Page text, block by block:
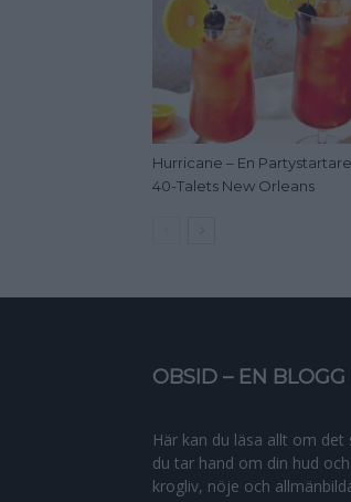
Hurricane – En
40-Talets New Orleans
OBSID – EN BLOGG
Här kan du läsa allt om
du tar hand om din hud
krogliv, nöje och